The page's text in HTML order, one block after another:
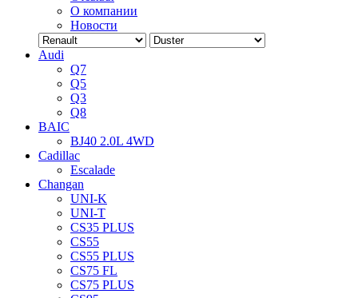
О компании
Новости
Audi
Q7
Q5
Q3
Q8
BAIC
BJ40 2.0L 4WD
Cadillac
Escalade
Changan
UNI-K
UNI-T
CS35 PLUS
CS55
CS55 PLUS
CS75 FL
CS75 PLUS